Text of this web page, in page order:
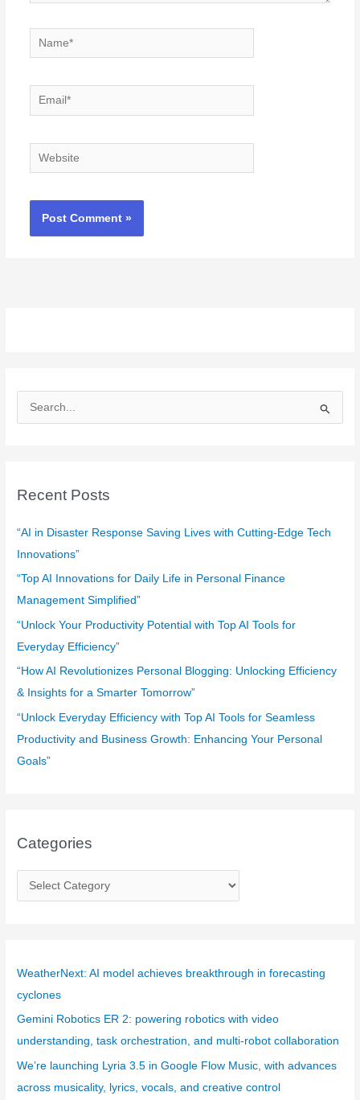
Name*
Email*
Website
e
c
f
o
r
:
Recent Posts
“AI in Disaster Response Saving Lives with Cutting-Edge Tech
Innovations”
“Top AI Innovations for Daily Life in Personal Finance
Management Simplified”
“Unlock Your Productivity Potential with Top AI Tools for
Everyday Efficiency”
“How AI Revolutionizes Personal Blogging: Unlocking Efficiency
& Insights for a Smarter Tomorrow”
“Unlock Everyday Efficiency with Top AI Tools for Seamless
Productivity and Business Growth: Enhancing Your Personal
Goals”
Categories
a
g
WeatherNext: AI model achieves breakthrough in forecasting
cyclones
Gemini Robotics ER 2: powering robotics with video
understanding, task orchestration, and multi-robot collaboration
We’re launching Lyria 3.5 in Google Flow Music, with advances
across musicality, lyrics, vocals, and creative control